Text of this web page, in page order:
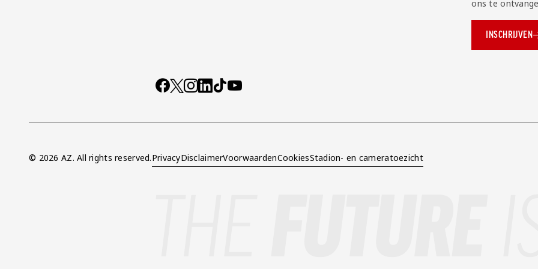
Socials
https://www.facebook.com/AZAlkmaar
X Instagram
LinkedIn
TikTokYouTube
ons te
INSCHRIJVEN
Overig
© 2026 AZ. All rights reserved.PrivacyDisclaimerVoorwaardenCookiesStadion- en cameratoezicht